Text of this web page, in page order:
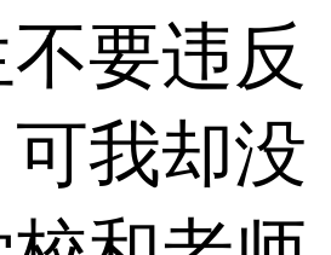
要违反
我却没